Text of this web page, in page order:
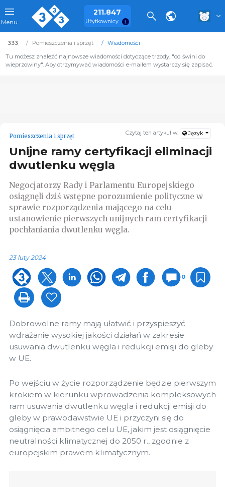
Menu
211.847
Użytkownicy
333 Pomieszczenia i sprzęt
Wiadomości
Tu możesz znaleźć najnowsze wiadomości dotyczące trzody, "od świni do
wieprzowiny". Aby otrzymywać wiadomości e-mailem wystarczy się zapisać.
Czytaj ten artykuł w: Język
Pomieszczenia i sprzęt
Unijne ramy certyfikacji eliminacji
dwutlenku węgla
Negocjatorzy Rady i Parlamentu Europejskiego
osiągnęli dziś wstępne porozumienie polityczne w
sprawie rozporządzenia mającego na celu
ustanowienie pierwszych unijnych ram certyfikacji
pochłaniania dwutlenku węgla.
23 luty 2024
0
Dobrowolne ramy mają ułatwić i przyspieszyć
wdrażanie wysokiej jakości działań w zakresie
usuwania dwutlenku węgla i redukcji emisji do gleby
w UE.
Po wejściu w życie rozporządzenie będzie pierwszym
krokiem w kierunku wprowadzenia kompleksowych
ram usuwania dwutlenku węgla i redukcji emisji do
gleby w prawodawstwie UE i przyczyni się do
osiągnięcia ambitnego celu UE, jakim jest osiągnięcie
neutralności klimatycznej do 2050 r., zgodnie z
europejskim prawem klimatycznym.